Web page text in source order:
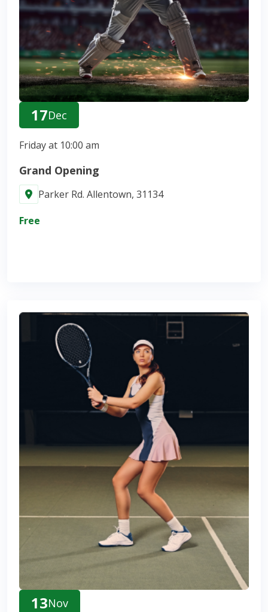
17Dec
Friday at 10:00 am
Grand Opening
Parker Rd. Allentown, 31134
Free
13Nov